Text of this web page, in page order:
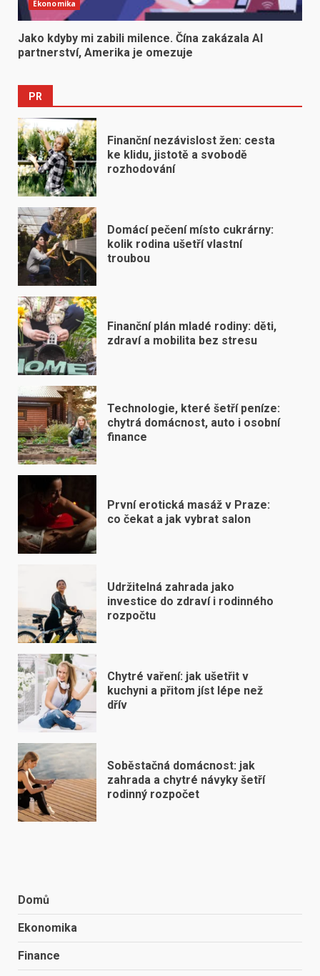
Ekonomika
Jako kdyby mi zabili milence. Čína zakázala AI
partnerství, Amerika je omezuje
PR
Finanční nezávislost žen: cesta
ke klidu, jistotě a svobodě
rozhodování
Domácí pečení místo cukrárny:
kolik rodina ušetří vlastní
troubou
Finanční plán mladé rodiny: děti,
zdraví a mobilita bez stresu
Technologie, které šetří peníze:
chytrá domácnost, auto i osobní
finance
První erotická masáž v Praze:
co čekat a jak vybrat salon
Udržitelná zahrada jako
investice do zdraví i rodinného
rozpočtu
Chytré vaření: jak ušetřit v
kuchyni a přitom jíst lépe než
dřív
Soběstačná domácnost: jak
zahrada a chytré návyky šetří
rodinný rozpočet
Domů
Ekonomika
Finance